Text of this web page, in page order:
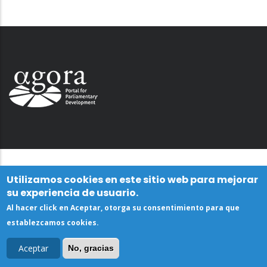
Utilizamos cookies en este sitio web para mejorar
su experiencia de usuario.
Al hacer click en Aceptar, otorga su consentimiento para que
establezcamos cookies.
Aceptar No, gracias